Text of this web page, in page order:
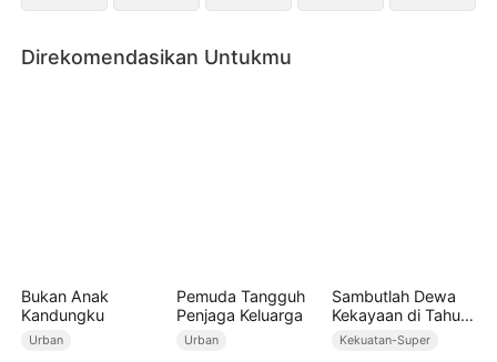
Direkomendasikan Untukmu
Bukan Anak
Kandungku
Urban
Pemuda Tangguh
Penjaga Keluarga
Urban
Sambutlah Dewa
Kekayaan di Tahun
Baru (Sulih Suara)
Kekuatan-Super